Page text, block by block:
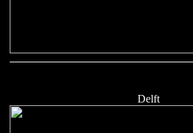
Delft